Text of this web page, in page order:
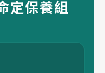
定保養組